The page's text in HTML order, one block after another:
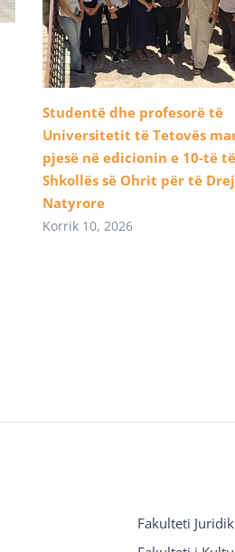
Studentë dhe profesorë të
Universitetit të Tetovës
pjesë në edicionin e 10-të të
Shkollës së Ohrit për të
Natyrore
Korrik 10, 2026
Fakulteti Juridik